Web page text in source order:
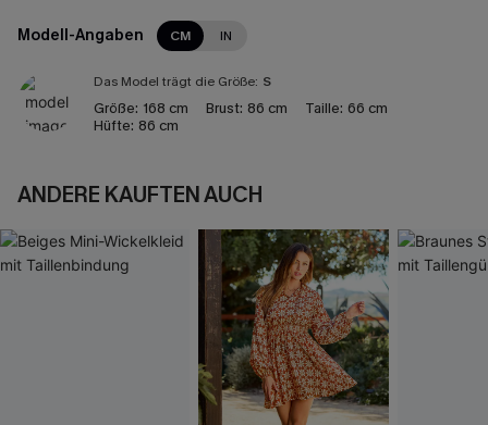
Modell-Angaben CM IN
Das Model trägt die Größe: S
Größe: 168 cm Brust: 86 cm Taille: 66 cm
Hüfte: 86 cm
ANDERE KAUFTEN AUCH